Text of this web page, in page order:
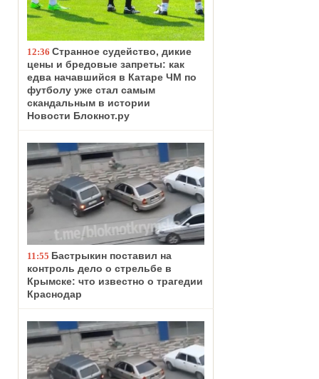
12:36 Странное судейство, дикие
цены и бредовые запреты: как
едва начавшийся в Катаре ЧМ по
футболу уже стал самым
скандальным в истории
Новости Блокнот.ру
11:55 Бастрыкин поставил на
контроль дело о стрельбе в
Крымске: что известно о трагедии
Краснодар